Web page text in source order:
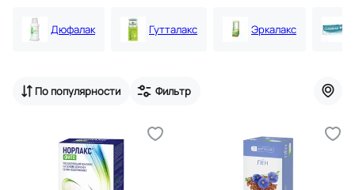
Дюфалак Гутталакс Эркалакс
По популярности Фильтр